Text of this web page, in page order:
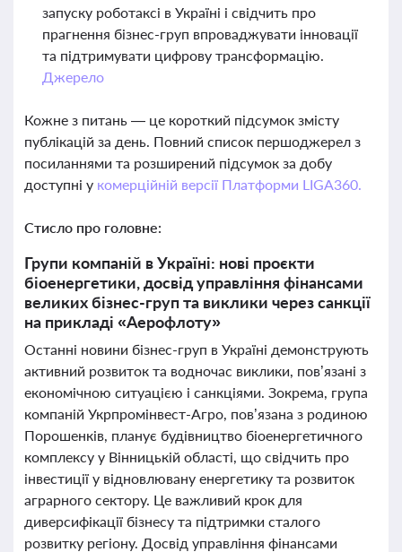
запуску роботаксі в Україні і свідчить про
прагнення бізнес-груп впроваджувати інновації
та підтримувати цифрову трансформацію.
Джерело
Кожне з питань — це короткий підсумок змісту
публікацій за день. Повний список першоджерел з
посиланнями та розширений підсумок за добу
доступні у комерційній версії Платформи LIGA360.
Стисло про головне:
Групи компаній в Україні: нові проєкти
біоенергетики, досвід управління фінансами
великих бізнес-груп та виклики через санкції
на прикладі «Аерофлоту»
Останні новини бізнес-груп в Україні демонструють
активний розвиток та водночас виклики, пов’язані з
економічною ситуацією і санкціями. Зокрема, група
компаній Укрпромінвест-Агро, пов’язана з родиною
Порошенків, планує будівництво біоенергетичного
комплексу у Вінницькій області, що свідчить про
інвестиції у відновлювану енергетику та розвиток
аграрного сектору. Це важливий крок для
диверсифікації бізнесу та підтримки сталого
розвитку регіону. Досвід управління фінансами